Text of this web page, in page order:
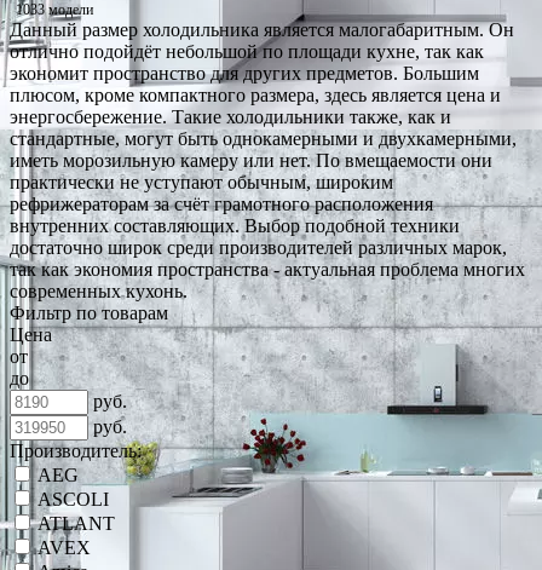
1033 модели
Данный размер холодильника является малогабаритным. Он
отлично подойдёт небольшой по площади кухне, так как
экономит пространство для других предметов. Большим
плюсом, кроме компактного размера, здесь является цена и
энергосбережение. Такие холодильники также, как и
стандартные, могут быть однокамерными и двухкамерными,
иметь морозильную камеру или нет. По вмещаемости они
практически не уступают обычным, широким
рефрижераторам за счёт грамотного расположения
внутренних составляющих. Выбор подобной техники
достаточно широк среди производителей различных марок,
так как экономия пространства - актуальная проблема многих
современных кухонь.
Фильтр по товарам
Цена
от
до
руб.
руб.
Производитель:
AEG
ASCOLI
ATLANT
AVEX